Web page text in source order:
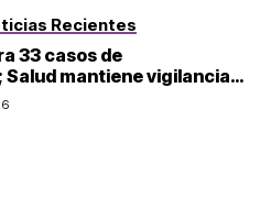
Recientes
33 casos de
mantiene vigilancia